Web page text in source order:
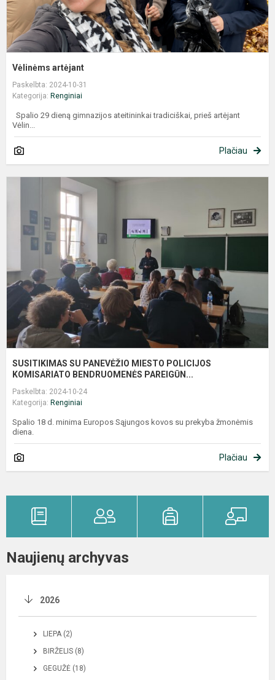
Vėlinėms artėjant
Paskelbta: 2024-10-31
Kategorija: Renginiai
Spalio 29 dieną gimnazijos ateitininkai tradiciškai, prieš artėjant
Vėlin...
Plačiau
SUSITIKIMAS SU PANEVĖŽIO MIESTO POLICIJOS
KOMISARIATO BENDRUOMENĖS PAREIGŪN...
Paskelbta: 2024-10-24
Kategorija: Renginiai
Spalio 18 d. minima Europos Sąjungos kovos su prekyba žmonėmis
diena.
Plačiau
Naujienų archyvas
2026
LIEPA (2)
BIRŽELIS (8)
GEGUŽĖ (18)